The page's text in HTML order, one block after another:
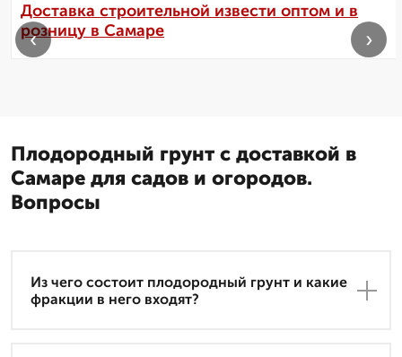
Доставка строительной извести оптом и в
розницу в Самаре
‹ ›
Плодородный грунт с доставкой в
Самаре для садов и огородов.
Вопросы
Из чего состоит плодородный грунт и какие
фракции в него входят?